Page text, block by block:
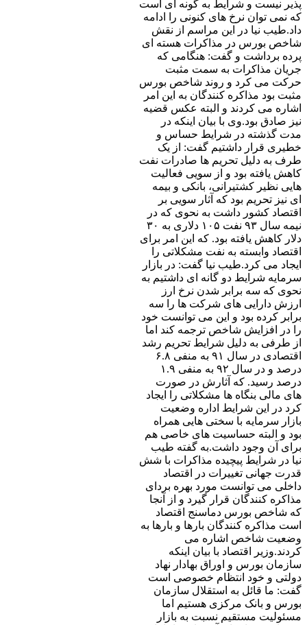
پذیر نیست و شرایط به گونه ای است
که نمی توان نرخ های کنونی را ادامه
داد.طیب نیا در این مراسم از نقش
شاخص بورس در مذاکرات هسته ای
پرده برداشت و گفت: هنگامی که
جریان مذاکرات به سمت مثبت
حرکت می کرد و روند شاخص بورس
مثبت بود مذاکره کنندگان به این امر
اشاره می کردند و البته عکس قضیه
نیز صادق بود.وی با بیان اینکه در
مدت گذشته در شرایط حساس و
خطیری قرار داشتیم گفت: از یک
طرف به دلیل تحریم ها صادرات نفت
کاهش یافته بود و از سویی فعالیت
هایی نظیر کشتیرانی، بانکی و بیمه
ای نیز تحریم بود که آثار سویی بر
اقتصاد کشور داشت به نحوی که در
نیمه سال ۹۳ نفت ۱۰۵ دلاری به ۳۰
دلار کاهش یافته بود. که این امر برای
اقتصاد وابسته به نفت مشکلاتی را
ایجاد می کرد.طیب نیا گفت: در بازار
سرمایه شرایط دو گانه ای داشتیم به
نحوی که سه برابر شدن نرخ ارز
ارزش دارایی های شرکت ها را سه
برابر کرده بود و این می توانست خود
را در افزایش شاخص ترجمه کند اما
از طرفی به دلیل شرایط تحریم رشد
اقتصادی در سال ۹۱ به منفی ۶.۸
درصد و در سال ۹۲ به منفی ۱.۹
درصد رسید. که آثارش در صورت
های مالی بنگاه ها مشکلاتی را ایجاد
کرد در این شرایط اداره وضعیت
بازار سرمایه با سختی هایی همراه
بود و البته حساسیت های خاصی هم
برای آن وجود داشت.به گفته طیب
نیا در شرایط پیچیده مذاکرات با شش
قدرت جهانی تغییرات در اقتصاد
داخلی می توانست مورد بهره بردای
مذاکره کنندگان قرار گیرد و از آنجا
که شاخص بورس دماسنج اقتصاد
است مذاکره کنندگان بارها و بارها به
وضعیت شاخص اشاره می
کردند.وزیر اقتصاد با بیان اینکه
سازمان بورس و اوراق بهادار نهاد
دولتی و خود انتظام خصوصی است
گفت: ما قائل به استقلال سازمان
بورس و بانک مرکزی هستیم اما
مسئولیت مستقیم نسبت به بازار